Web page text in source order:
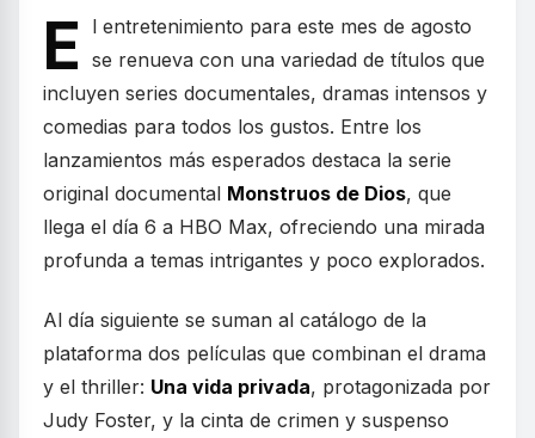
E
l entretenimiento para este mes de agosto
se renueva con una variedad de títulos que
incluyen series documentales, dramas intensos y
comedias para todos los gustos. Entre los
lanzamientos más esperados destaca la serie
original documental Monstruos de Dios, que
llega el día 6 a HBO Max, ofreciendo una mirada
profunda a temas intrigantes y poco explorados.
Al día siguiente se suman al catálogo de la
plataforma dos películas que combinan el drama
y el thriller: Una vida privada, protagonizada por
Judy Foster, y la cinta de crimen y suspenso